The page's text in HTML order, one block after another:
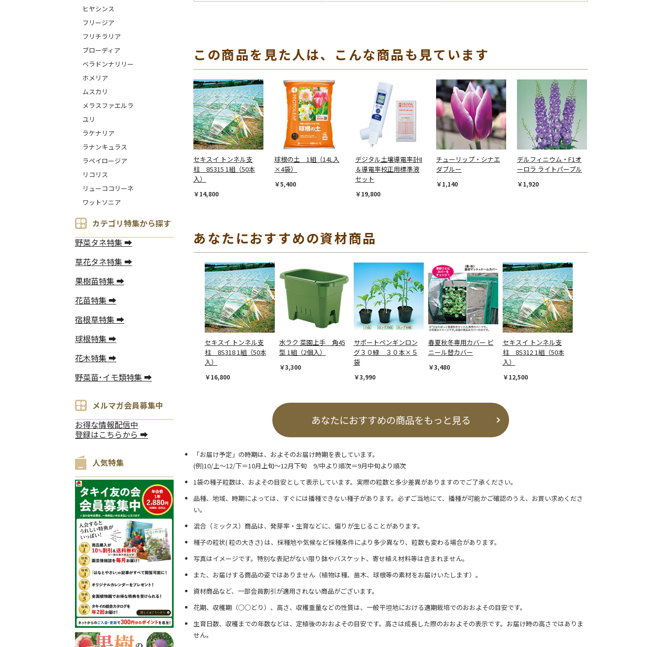
ヒヤシンス
フリージア
フリチラリア
ブローディア
ベラドンナリリー
ホメリア
ムスカリ
メラスファエルラ
ユリ
ラケナリア
ラナンキュラス
ラペイロージア
リコリス
リューココリーネ
ワットソニア
カテゴリ特集から探す
野菜タネ特集 ➡
草花タネ特集 ➡
果樹苗特集 ➡
花苗特集 ➡
宿根草特集 ➡
球根特集 ➡
花木特集 ➡
野菜苗･イモ類特集 ➡
メルマガ会員募集中
お得な情報配信中
登録はこちらから ➡
人気特集
この商品を見た人は、こんな商品も見ています
セキスイ トンネル支
柱 8S315 1組（50本
入）
￥14,800
球根の土 1組（14L入
×4袋）
￥5,400
デジタル土壌導電率計II
＆導電率校正用標準液
セット
￥19,800
チューリップ・シナエ
ダブルー
￥1,140
デルフィニウム・F1オ
ーロラ ライトパープル
￥1,920
あなたにおすすめの資材商品
セキスイ トンネル支
柱 8S318 1組（50本
入）
￥16,800
水ラク 菜園上手 角45
型 1組（2個入）
￥3,300
サポートペンギンロン
グ３０緑 ３０本×５
袋
￥3,990
春夏秋冬専用カバー ビ
ニール替カバー
￥3,480
セキスイ トンネル支
柱 8S312 1組（50本
入）
￥12,500
あなたにおすすめの商品をもっと見る
「お届け予定」の時期は、およそのお届け時期を表しています。
(例)10/上～12/下＝10月上旬～12月下旬 9/中より順次＝9月中旬より順次
1袋の種子粒数は、およその目安として表示しています。実際の粒数と多少差異がありますのでご了承ください。
品種、地域、時期によっては、すぐには播種できない種子があります。必ずご当地にて、播種が可能かご確認のうえ、お買い求めくださ
い。
混合（ミックス）商品は、発芽率・生育などに、偏りが生じることがあります。
種子の粒状( 粒の大きさ) は、採種地や気候など採種条件により多少異なり、粒数も変わる場合があります。
写真はイメージです。特別な表記がない限り鉢やバスケット、寄せ植え材料等は含まれません。
また、お届けする商品の姿ではありません（植物は種、苗木、球根等の素材をお届けいたします）。
資材商品など、一部会員割引が適用されない商品がございます。
花期、収穫期（○○どり）、高さ、収穫重量などの性質は、一般平坦地における適期栽培でのおおよその目安です。
生育日数、収穫までの年数などは、定植後のおおよその目安です。高さは成長した際のおおよその表示です。お届け時の高さではありま
せん。